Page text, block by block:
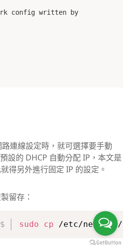
config written by
連線設定時，就可選擇要手動
設的 DHCP 自動分配 IP，本文是
得另外進行固定 IP 的設定。
留存：
sudo cp /etc/netplan/
Copy